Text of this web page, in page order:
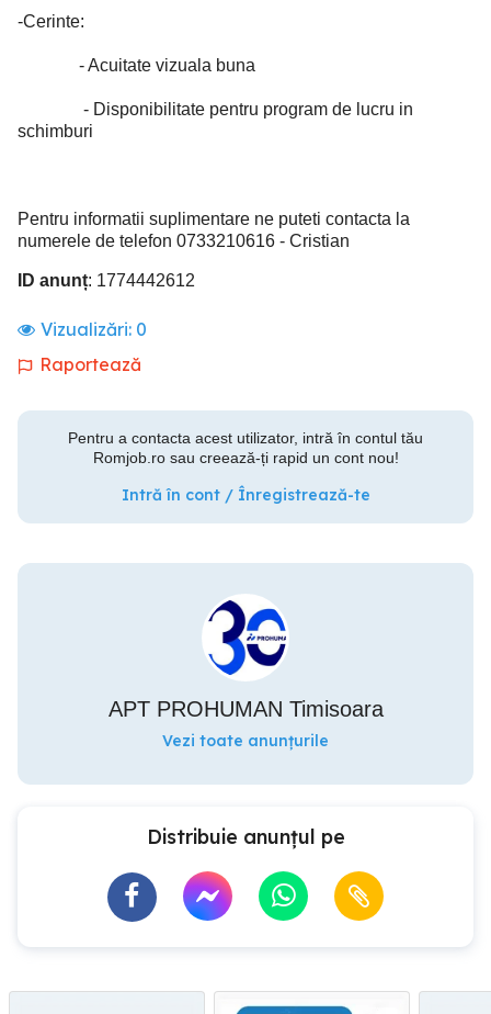
-Cerinte:
- Acuitate vizuala buna
- Disponibilitate pentru program de lucru in
schimburi
Pentru informatii suplimentare ne puteti contacta la
numerele de telefon 0733210616 - Cristian
ID anunț: 1774442612
Vizualizări: 0
Raportează
Pentru a contacta acest utilizator, intră în contul tău
Romjob.ro sau creează-ți rapid un cont nou!
Intră în cont / Înregistrează-te
APT PROHUMAN Timisoara
Vezi toate anunțurile
Distribuie anunțul pe